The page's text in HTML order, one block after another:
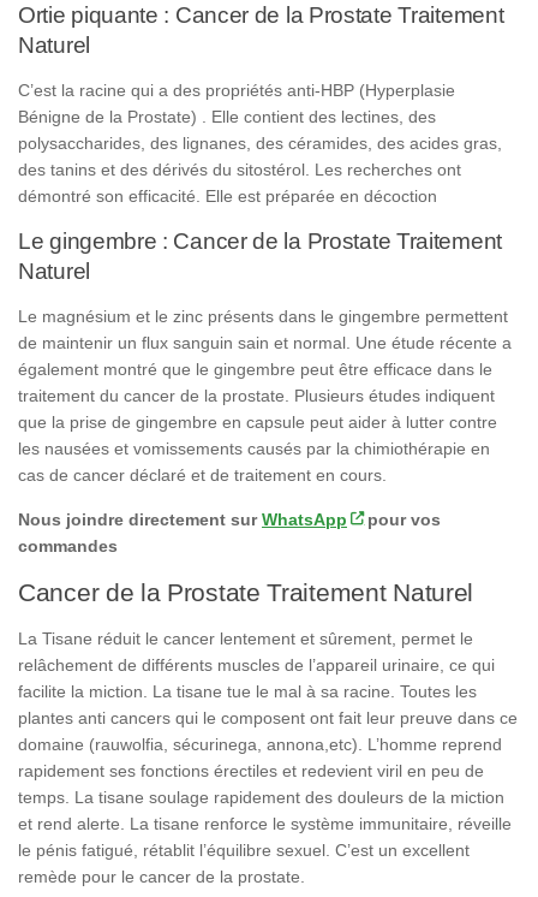
Ortie piquante : Cancer de la Prostate Traitement
Naturel
C’est la racine qui a des propriétés anti-HBP (Hyperplasie
Bénigne de la Prostate) . Elle contient des lectines, des
polysaccharides, des lignanes, des céramides, des acides gras,
des tanins et des dérivés du sitostérol. Les recherches ont
démontré son efficacité. Elle est préparée en décoction
Le gingembre : Cancer de la Prostate Traitement
Naturel
Le magnésium et le zinc présents dans le gingembre permettent
de maintenir un flux sanguin sain et normal. Une étude récente a
également montré que le gingembre peut être efficace dans le
traitement du cancer de la prostate. Plusieurs études indiquent
que la prise de gingembre en capsule peut aider à lutter contre
les nausées et vomissements causés par la chimiothérapie en
cas de cancer déclaré et de traitement en cours.
Nous joindre directement surWhatsApp
pour vos
commandes
Cancer de la Prostate Traitement Naturel
La Tisane réduit le cancer lentement et sûrement, permet le
relâchement de différents muscles de l’appareil urinaire, ce qui
facilite la miction. La tisane tue le mal à sa racine. Toutes les
plantes anti cancers qui le composent ont fait leur preuve dans ce
domaine (rauwolfia, sécurinega, annona,etc). L’homme reprend
rapidement ses fonctions érectiles et redevient viril en peu de
temps. La tisane soulage rapidement des douleurs de la miction
et rend alerte. La tisane renforce le système immunitaire, réveille
le pénis fatigué, rétablit l’équilibre sexuel. C’est un excellent
remède pour le cancer de la prostate.